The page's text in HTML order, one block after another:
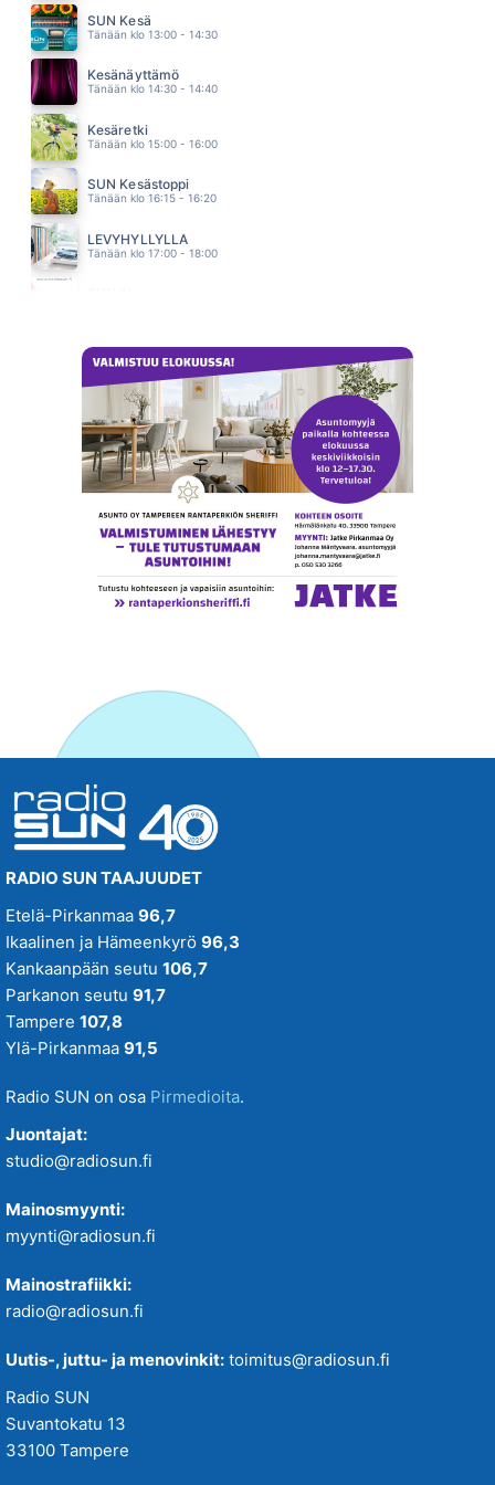
RUSKANVARIT
JOEL HALLIKAINEN JA TIMO KOIVUSALO
12 APINAA
NYLON BEAT
SUN Kesä
Tänään klo 13:00 - 14:30
Kesänäyttämö
Tänään klo 14:30 - 14:40
Kesäretki
Tänään klo 15:00 - 16:00
SUN Kesästoppi
Tänään klo 16:15 - 16:20
LEVYHYLLYLLÄ
Tänään klo 17:00 - 18:00
RADIO SUN TAAJUUDET
Etelä-Pirkanmaa 96,7
Ikaalinen ja Hämeenkyrö 96,3
Kankaanpään seutu 106,7
Parkanon seutu 91,7
Tampere 107,8
Ylä-Pirkanmaa 91,5
Radio SUN on osa Pirmedioita.
Juontajat:
studio@radiosun.fi
Mainosmyynti:
myynti@radiosun.fi
Mainostrafiikki:
radio@radiosun.fi
Uutis-, juttu- ja menovinkit: toimitus@radiosun.fi
Radio SUN
Suvantokatu 13
33100 Tampere